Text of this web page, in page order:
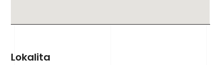
Lokalita